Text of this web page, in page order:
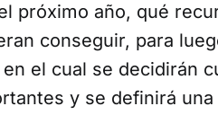
próximo año, qué
conseguir, para
el cual se decidirán
y se definirá